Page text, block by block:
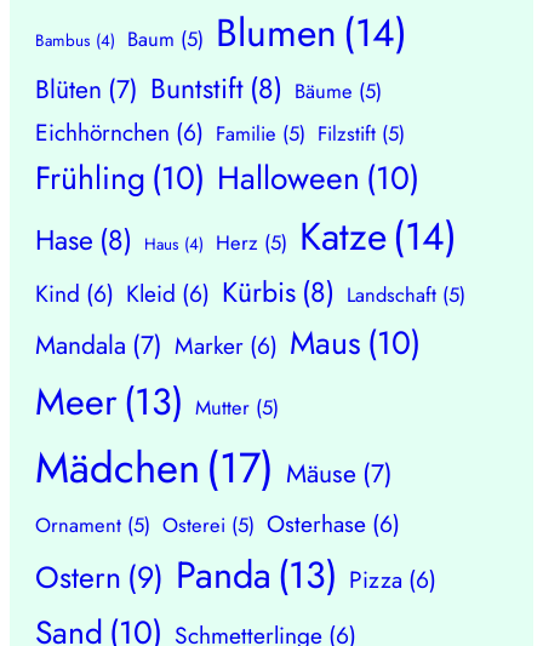
Bambus (4) Baum (5) Blumen(14)
Blüten (7) Buntstift (8) Bäume (5)
Eichhörnchen (6) Familie (5) Filzstift (5)
Frühling (10) Halloween (10)
Hase (8) Haus (4) Herz (5) Katze(14)
Kind (6) Kleid (6) Kürbis (8) Landschaft (5)
Mandala (7) Marker (6) Maus (10)
Meer(13) Mutter (5)
Mädchen (17) Mäuse (7)
Ornament (5) Osterei (5) Osterhase (6)
Ostern (9) Panda (13) Pizza (6)
Sand (10) Schmetterlinge (6)